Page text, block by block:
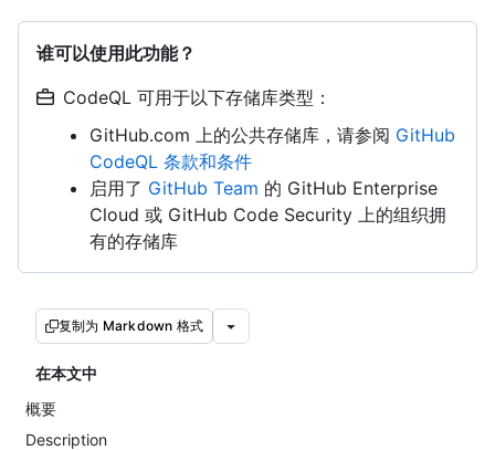
谁可以使用此功能？
CodeQL 可用于以下存储库类型：
GitHub.com 上的公共存储库，请参阅 GitHub
CodeQL 条款和条件
启用了 GitHub Team 的 GitHub Enterprise
Cloud 或 GitHub Code Security 上的组织拥
有的存储库
复制为 Markdown 格式
在本文中
概要
Description